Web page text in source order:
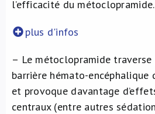
l’efficacité du métoclopramide.
plus d'infos
– Le métoclopramide
barrière hémato-encéphalique
et provoque davantage
centraux (entre autres